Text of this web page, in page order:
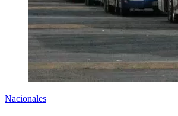
Nacionales